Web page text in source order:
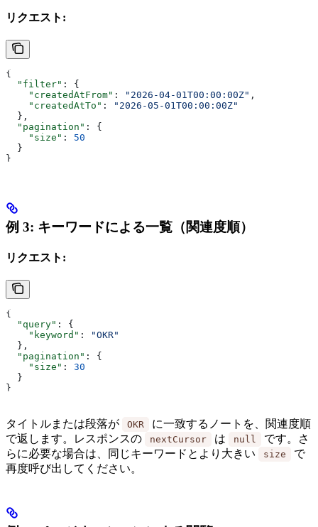
リクエスト:
{
  "filter"
: {
    "createdAtFrom"
: "2026-04-01T00:00:00Z" ,
    "createdAtTo"
:
"2026-05-01T00:00:00Z"
  },
  "pagination"
: {
    "size"
: 50
  }
}
例 3: キーワードによる一覧（関連度順）
リクエスト:
{
  "query"
: {
    "keyword"
:
"OKR"
  },
  "pagination"
: {
    "size"
: 30
  }
}
タイトルまたは段落が OKR
に一致するノートを、関連度順
で返します。レスポンスの
nextCursor は null
です。さ
らに必要な場合は、同じキーワードとより大きい
size
で
再度呼び出してください。